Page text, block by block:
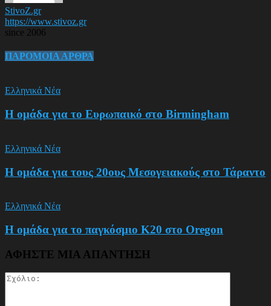
StivoZ.gr
https://www.stivoz.gr
since 2006
ΠΑΡΟΜΟΙΑ ΑΡΘΡΑ
Ελληνικά Νέα
Η ομάδα για το Ευρωπαικό στο Birmingham
Ελληνικά Νέα
Η ομάδα για τους 20ους Μεσογειακούς στο Τάραντο
Ελληνικά Νέα
Η ομάδα για το παγκόσμιο Κ20 στο Oregon
ΑΦΗΣΤΕ ΜΙΑ ΑΠΑΝΤΗΣΗ